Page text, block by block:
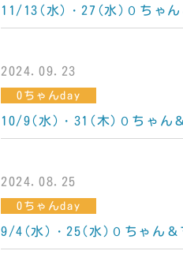
11/13(水)・27(水)０ちゃん
2024.09.23
0ちゃんday
10/9(水)・31(木)０ちゃん
2024.08.25
0ちゃんday
9/4(水)・25(水)０ちゃん＆